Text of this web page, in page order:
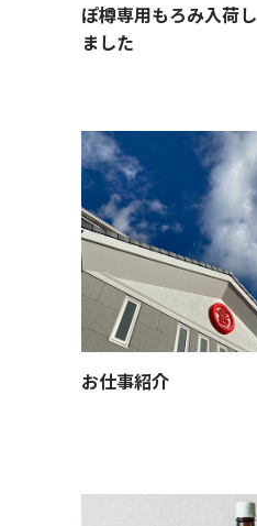
ぽ樽専用もろみ入荷し
ました
お仕事紹介